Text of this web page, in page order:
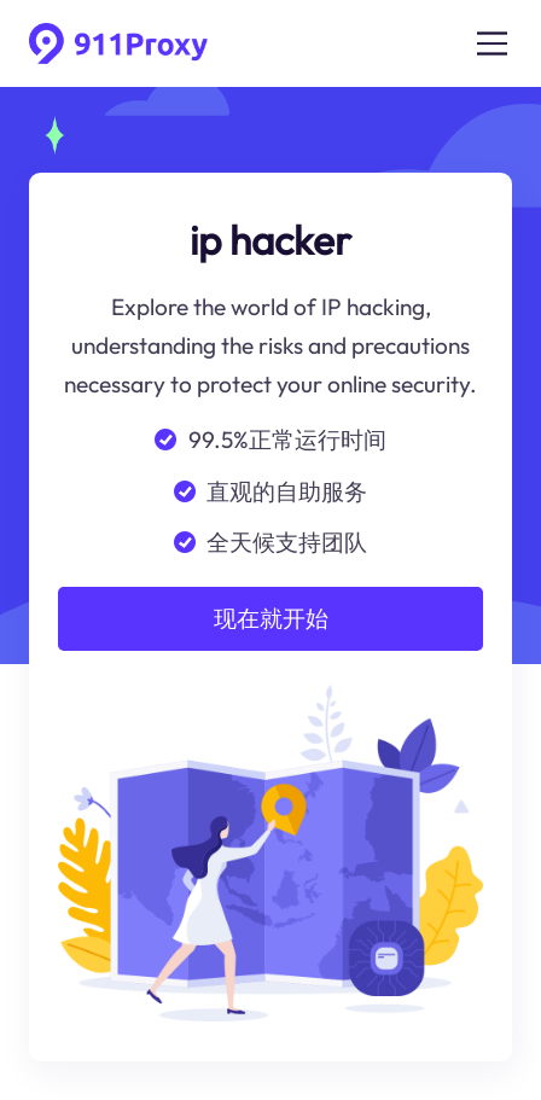
ip hacker
Explore the world of IP hacking,
understanding the risks and precautions
necessary to protect your online security.
99.5%正常运行时间
直观的自助服务
全天候支持团队
现在就开始